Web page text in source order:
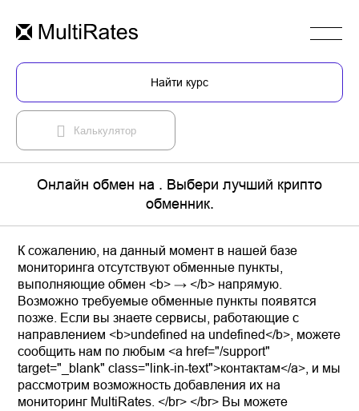
Найти курс
Калькулятор
Онлайн обмен на . Выбери лучший крипто
обменник.
К сожалению, на данный момент в нашей базе
мониторинга отсутствуют обменные пункты,
выполняющие обмен <b> → </b> напрямую.
Возможно требуемые обменные пункты появятся
позже. Если вы знаете сервисы, работающие с
направлением <b>undefined на undefined</b>, можете
сообщить нам по любым <a href="/support"
target="_blank" class="link-in-text">контактам</a>, и мы
рассмотрим возможность добавления их на
мониторинг MultiRates. </br> </br> Вы можете